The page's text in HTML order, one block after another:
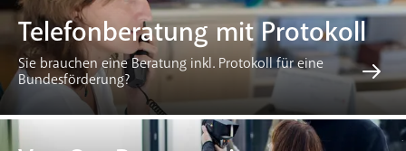
Telefonberatung mit Protokoll
Sie brauchen eine Beratung inkl. Protokoll für eine
Bundesförderung?